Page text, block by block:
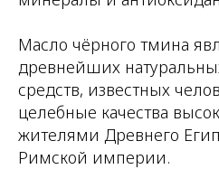
Масло чёрного тмина
древнейших
средств, известных
целебные качества
жителями Древнего
Римской империи.